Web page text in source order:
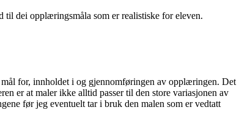
dei opplæringsmåla som er realistiske for eleven.
for, innholdet i og gjennomføringen av opplæringen. Det
er at maler ikke alltid passer til den store variasjonen av
før jeg eventuelt tar i bruk den malen som er vedtatt